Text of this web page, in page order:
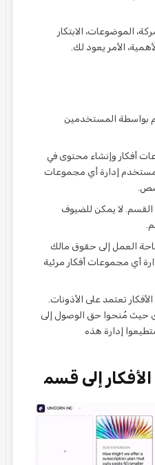
الموضوعات، الابتكار
الأمر يعود لك.
بواسطة المستخدمين
أفكار وإنشاء محتوى في
إدارة أي مجموعات
لا يمكن للضيوف
العمل إلى حقوق مالك
أي مجموعات أفكار مرئية
تعتمد على الأذونات.
حيث مُنحوا حق الوصول إلى
إدارة هذه
إلى قسم